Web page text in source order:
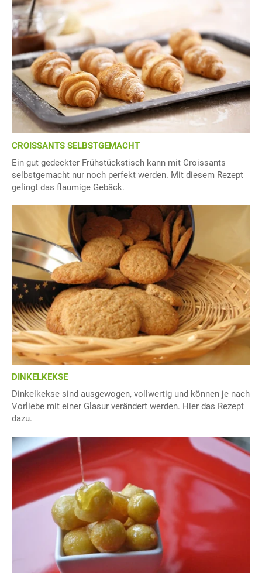
CROISSANTS SELBSTGEMACHT
Ein gut gedeckter Frühstückstisch kann mit Croissants
selbstgemacht nur noch perfekt werden. Mit diesem Rezept
gelingt das flaumige Gebäck.
DINKELKEKSE
Dinkelkekse sind ausgewogen, vollwertig und können je nach
Vorliebe mit einer Glasur verändert werden. Hier das Rezept
dazu.